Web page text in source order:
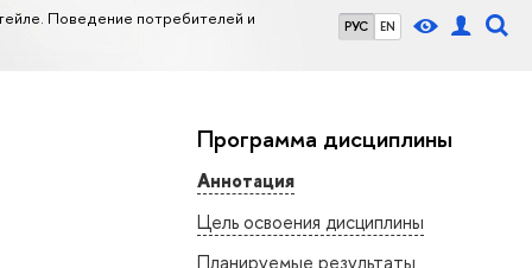
РУС EN
Поведение потребителей и
Программа дисциплины
Аннотация
Цель освоения дисциплины
Планируемые результаты